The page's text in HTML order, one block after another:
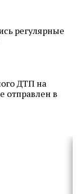
регулярные
ДТП на
отправлен в